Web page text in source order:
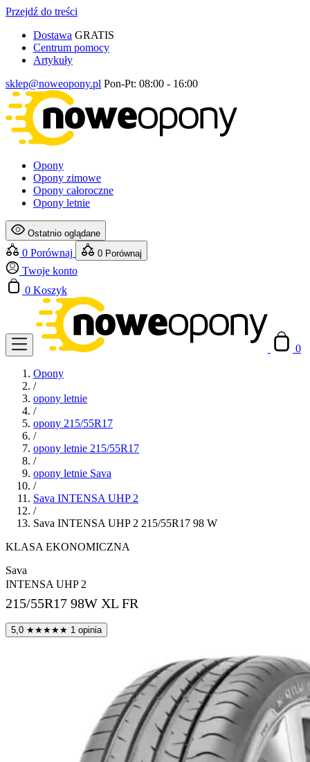
Przejdź do treści
Dostawa GRATIS
Centrum pomocy
Artykuły
sklep@noweopony.pl Pon-Pt: 08:00 - 16:00
Opony
Opony zimowe
Opony całoroczne
Opony letnie
Ostatnio oglądane
0 Porównaj 0 Porównaj
Twoje konto
0 Koszyk
0
Opony
/
opony letnie
/
opony 215/55R17
/
opony letnie 215/55R17
/
opony letnie Sava
/
Sava INTENSA UHP 2
/
Sava INTENSA UHP 2 215/55R17 98 W
KLASA EKONOMICZNA
Sava
INTENSA UHP 2
215/55R17 98W XL FR
5,0 ★★★★★ 1 opinia